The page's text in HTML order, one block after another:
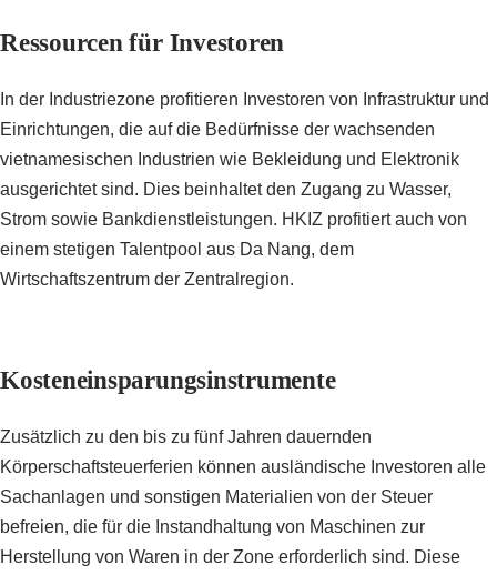
Ressourcen für Investoren
In der Industriezone profitieren Investoren von Infrastruktur und
Einrichtungen, die auf die Bedürfnisse der wachsenden
vietnamesischen Industrien wie Bekleidung und Elektronik
ausgerichtet sind. Dies beinhaltet den Zugang zu Wasser,
Strom sowie Bankdienstleistungen. HKIZ profitiert auch von
einem stetigen Talentpool aus Da Nang, dem
Wirtschaftszentrum der Zentralregion.
Kosteneinsparungsinstrumente
Zusätzlich zu den bis zu fünf Jahren dauernden
Körperschaftsteuerferien können ausländische Investoren alle
Sachanlagen und sonstigen Materialien von der Steuer
befreien, die für die Instandhaltung von Maschinen zur
Herstellung von Waren in der Zone erforderlich sind. Diese